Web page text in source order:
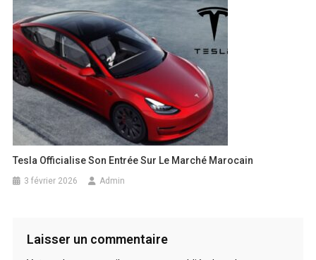
Tesla Officialise Son Entrée Sur Le Marché Marocain
3 février 2026 Admin
Laisser un commentaire